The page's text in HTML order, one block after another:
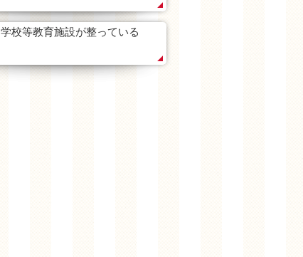
学校等教育施設が整っている